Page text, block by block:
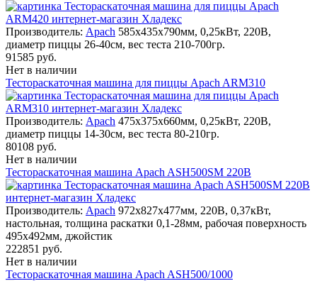
Производитель: Apach 585х435х790мм, 0,25кВт, 220В,
диаметр пиццы 26-40см, вес теста 210-700гр.
91585 руб.
Нет в наличии
Тестораскаточная машина для пиццы Apach ARM310
Производитель: Apach 475х375х660мм, 0,25кВт, 220В,
диаметр пиццы 14-30см, вес теста 80-210гр.
80108 руб.
Нет в наличии
Тестораскаточная машина Apach ASH500SM 220В
Производитель: Apach 972х827х477мм, 220В, 0,37кВт,
настольная, толщина раскатки 0,1-28мм, рабочая поверхность
495х492мм, джойстик
222851 руб.
Нет в наличии
Тестораскаточная машина Apach ASH500/1000